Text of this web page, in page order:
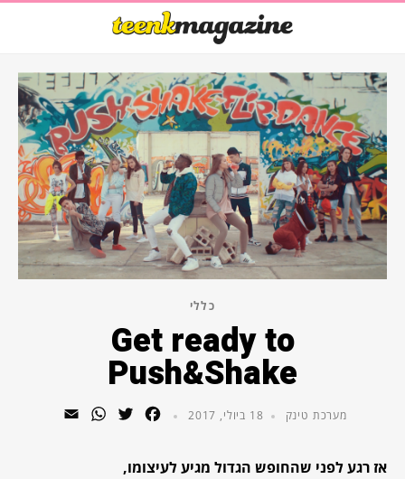
כללי
Get ready to
Push&Shake
מערכת טינק 18 ביולי, 2017 Facebook
Twitter
WhatsApp
אז רגע לפני שהחופש הגדול מגיע לעיצומו,